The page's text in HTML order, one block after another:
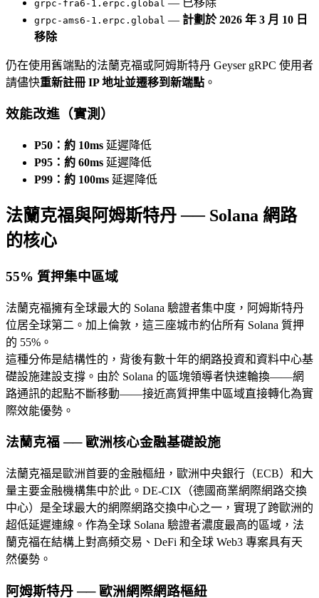
grpc-fra6-1.erpc.global
grpc-ams6-1.erpc.global — 計劃於 2026 年 3 月 10 日
移除
仍在使用舊端點的法蘭克福或阿姆斯特丹 Geyser gRPC 使用者
請儘快重新註冊 IP 地址並遷移到新端點 。
效能改進（實測）
P50：約 10ms 延遲降低
P95：約 60ms 延遲降低
P99：約 100ms 延遲降低
法蘭克福與阿姆斯特丹 ── Solana 網路
的核心
55% 質押集中區域
法蘭克福擁有全球最大的 Solana 驗證者集中度，阿姆斯特丹
位居全球第二。加上倫敦，這三座城市約佔所有 Solana 質押
的 55%。
這種分佈是結構性的，背後有數十年的網路投資和資料中心基
礎設施建設支撐。由於 Solana 的區塊領導者快速輪換——網
路通訊的起點不斷移動——接近高質押集中區域直接轉化為實
際效能優勢。
法蘭克福 ── 歐洲核心金融基礎設施
法蘭克福是歐洲首要的金融樞紐，歐洲中央銀行（ECB）和大
量主要金融機構集中於此。DE-CIX（德國商業網際網路交換
中心）是全球最大的網際網路交換中心之一，實現了跨歐洲的
超低延遲連線。作為全球 Solana 驗證者濃度最高的區域，法
蘭克福在結構上對高頻交易、DeFi 和全球 Web3 專案具有天
然優勢。
阿姆斯特丹 ── 歐洲網際網路樞紐